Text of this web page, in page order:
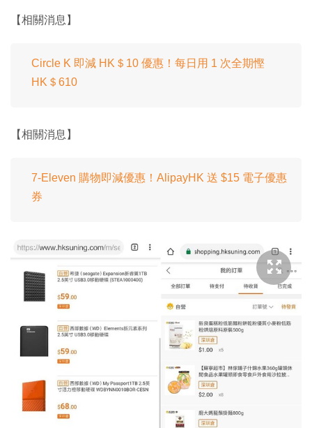
【相關消息】
Circle K 即減 HK＄10 優惠！每日用 1 次全期慳
HK＄610
【相關消息】
7-Eleven 購物即減優惠！AlipayHK 送 $15 電子優惠
券